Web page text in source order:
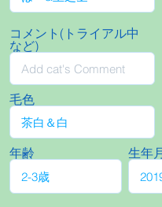
コメント(トライアル中
など)
毛色
年齢 生年